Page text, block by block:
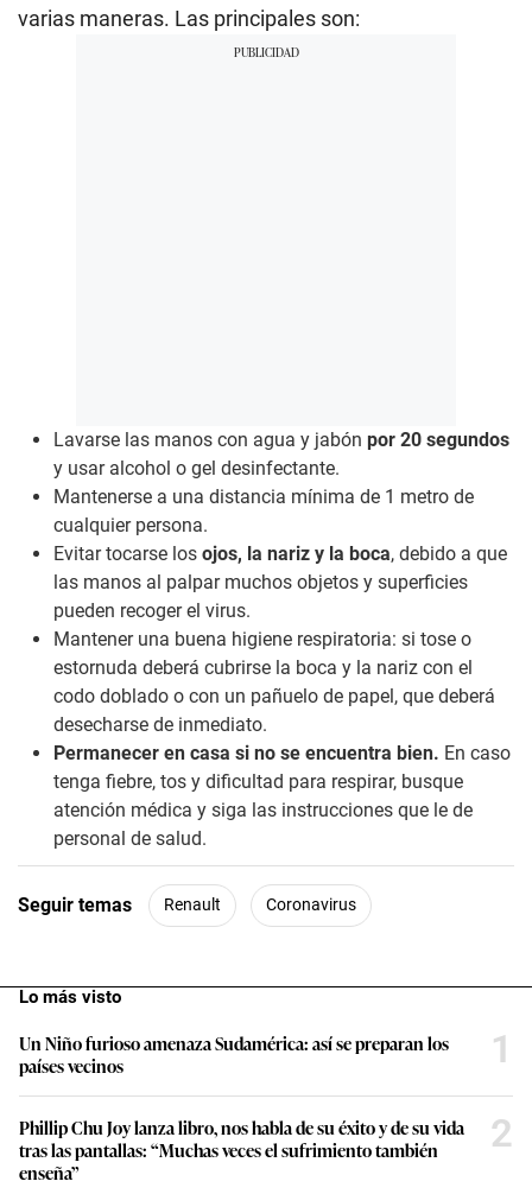
varias maneras. Las principales son:
Lavarse las manos con agua y jabón por 20 segundos
y usar alcohol o gel desinfectante.
Mantenerse a una distancia mínima de 1 metro de
cualquier persona.
Evitar tocarse los ojos, la nariz y la boca, debido a que
las manos al palpar muchos objetos y superficies
pueden recoger el virus.
Mantener una buena higiene respiratoria: si tose o
estornuda deberá cubrirse la boca y la nariz con el
codo doblado o con un pañuelo de papel, que deberá
desecharse de inmediato.
Permanecer en casa si no se encuentra bien. En caso
tenga fiebre, tos y dificultad para respirar, busque
atención médica y siga las instrucciones que le de
personal de salud.
Seguir temas Renault Coronavirus
Lo más visto
Un Niño furioso amenaza Sudamérica: así se preparan los
países vecinos
1
Phillip Chu Joy lanza libro, nos habla de su éxito y de su vida
tras las pantallas: “Muchas veces el sufrimiento también
enseña”
2